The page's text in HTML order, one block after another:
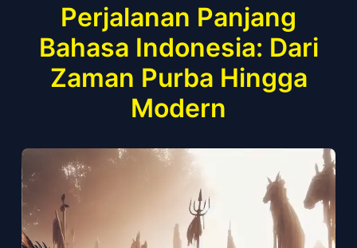
Perjalanan Panjang
Bahasa Indonesia: Dari
Zaman Purba Hingga
Modern